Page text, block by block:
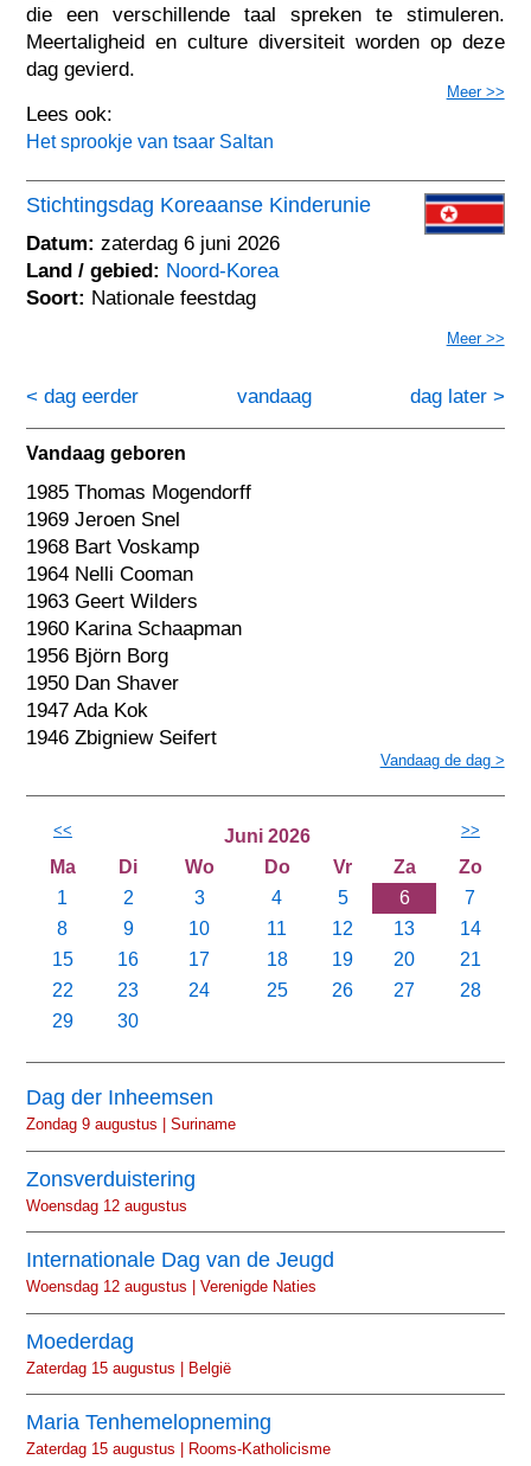
die een verschillende taal spreken te stimuleren.
Meertaligheid en culture diversiteit worden op deze
dag gevierd.
Meer >>
Lees ook:
Het sprookje van tsaar Saltan
Stichtingsdag Koreaanse Kinderunie
Datum: zaterdag 6 juni 2026
Land / gebied: Noord-Korea
Soort: Nationale feestdag
Meer >>
< dag eerder dag later >
vandaag
Vandaag geboren
1985 Thomas Mogendorff
1969 Jeroen Snel
1968 Bart Voskamp
1964 Nelli Cooman
1963 Geert Wilders
1960 Karina Schaapman
1956 Björn Borg
1950 Dan Shaver
1947 Ada Kok
1946 Zbigniew Seifert
Vandaag de dag >
<< Juni 2026 >>
Ma Di Wo Do Vr Za
Zo
1
2 3 4 5 6
7
8
9 10 11 12 13
14
15
16 17 18 19 20
21
22
23 24 25 26 27
28
29
30
Dag der Inheemsen
Zondag 9 augustus | Suriname
Zonsverduistering
Woensdag 12 augustus
Internationale Dag van de Jeugd
Woensdag 12 augustus | Verenigde Naties
Moederdag
Zaterdag 15 augustus | België
Maria Tenhemelopneming
Zaterdag 15 augustus | Rooms-Katholicisme